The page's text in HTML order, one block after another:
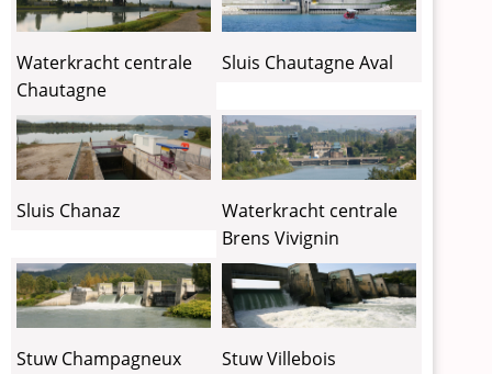
Waterkracht centrale
Chautagne
Sluis Chautagne Aval
Sluis Chanaz
Waterkracht centrale
Brens Vivignin
Stuw Champagneux Stuw Villebois